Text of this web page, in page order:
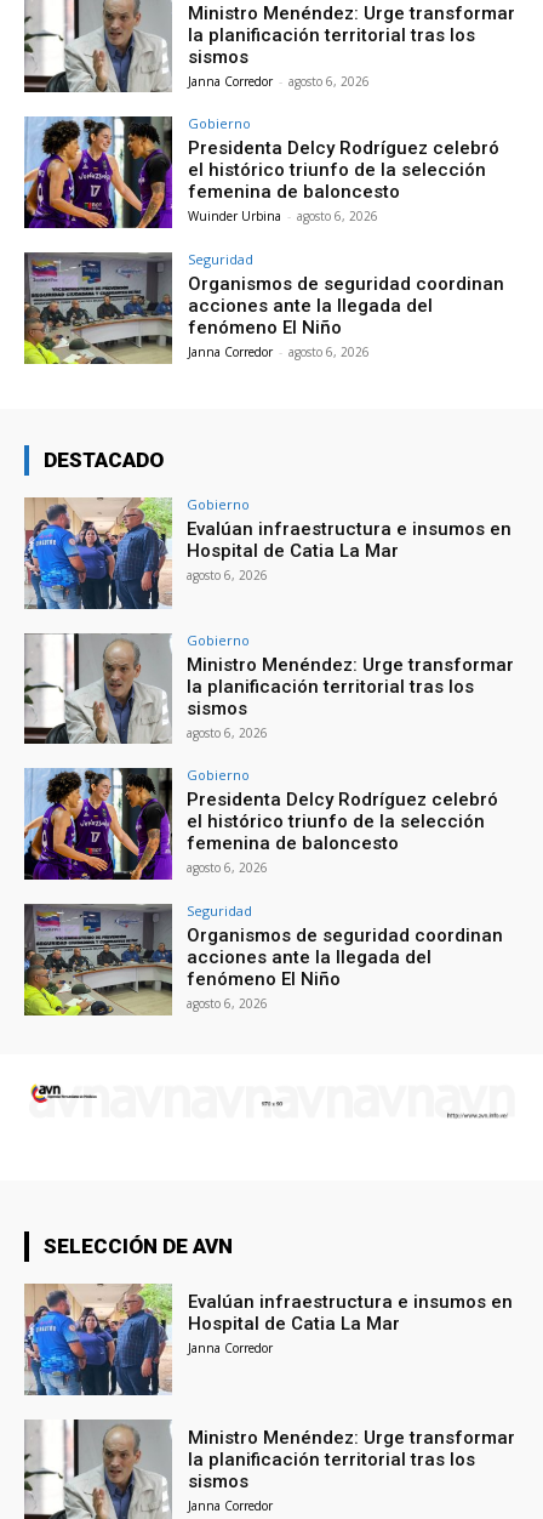
Ministro Menéndez: Urge transformar
la planificación territorial tras los
sismos
Janna Corredor - agosto 6, 2026
Gobierno
Presidenta Delcy Rodríguez celebró
el histórico triunfo de la selección
femenina de baloncesto
Wuinder Urbina - agosto 6, 2026
Seguridad
Organismos de seguridad coordinan
acciones ante la llegada del
fenómeno El Niño
Janna Corredor - agosto 6, 2026
DESTACADO
Gobierno
Evalúan infraestructura e insumos en
Hospital de Catia La Mar
agosto 6, 2026
Gobierno
Ministro Menéndez: Urge transformar
la planificación territorial tras los
sismos
agosto 6, 2026
Gobierno
Presidenta Delcy Rodríguez celebró
el histórico triunfo de la selección
femenina de baloncesto
agosto 6, 2026
Seguridad
Organismos de seguridad coordinan
acciones ante la llegada del
fenómeno El Niño
agosto 6, 2026
SELECCIÓN DE AVN
Evalúan infraestructura e insumos en
Hospital de Catia La Mar
Janna Corredor
Ministro Menéndez: Urge transformar
la planificación territorial tras los
sismos
Janna Corredor